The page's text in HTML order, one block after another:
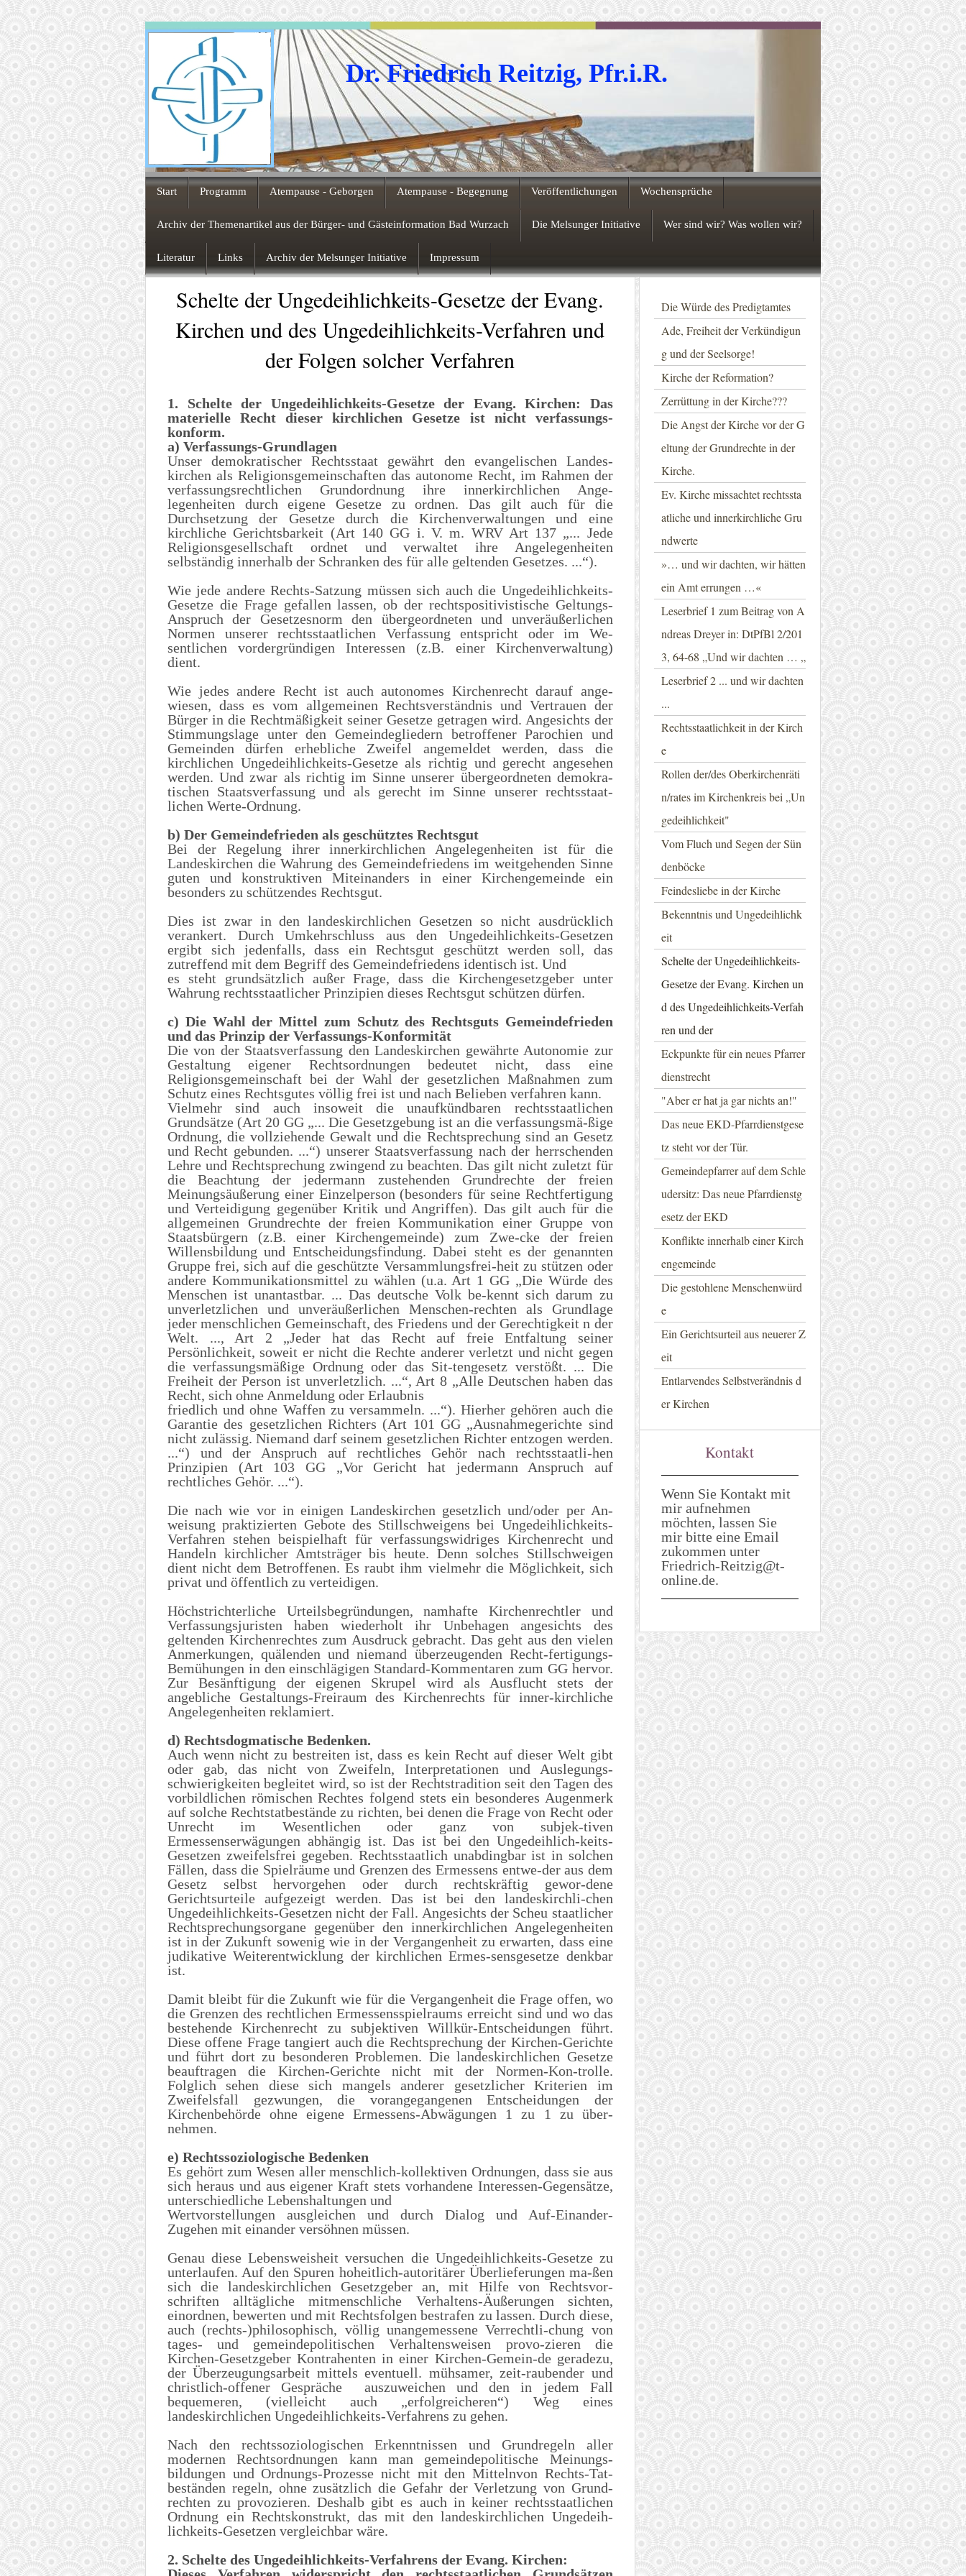
Dr. Friedrich Reitzig, Pfr.i.R.
Start Programm Atempause - Geborgen Atempause - Begegnung Veröffentlichungen Wochensprüche
Archiv der Themenartikel aus der Bürger- und Gästeinformation Bad Wurzach Die Melsunger Initiative Wer sind wir? Was wollen wir?
Literatur Links Archiv der Melsunger Initiative Impressum
Schelte der Ungedeihlichkeits-Gesetze der Evang.
Kirchen und des Ungedeihlichkeits-Verfahren und
der Folgen solcher Verfahren
1. Schelte der Ungedeihlichkeits-Gesetze der Evang. Kirchen: Das
materielle Recht dieser kirchlichen Gesetze ist nicht verfassungs-
konform.
a) Verfassungs-Grundlagen
Unser demokratischer Rechtsstaat gewährt den evangelischen Landes-
kirchen als Religionsgemeinschaften das autonome Recht, im Rahmen der
verfassungsrechtlichen Grundordnung ihre innerkirchlichen Ange-
legenheiten durch eigene Gesetze zu ordnen. Das gilt auch für die
Durchsetzung der Gesetze durch die Kirchenverwaltungen und eine
kirchliche Gerichtsbarkeit (Art 140 GG i. V. m. WRV Art 137 „... Jede
Religionsgesellschaft ordnet und verwaltet ihre Angelegenheiten
selbständig innerhalb der Schranken des für alle geltenden Gesetzes. ...“).
Wie jede andere Rechts-Satzung müssen sich auch die Ungedeihlichkeits-
Gesetze die Frage gefallen lassen, ob der rechtspositivistische Geltungs-
Anspruch der Gesetzesnorm den übergeordneten und unveräußerlichen
Normen unserer rechtsstaatlichen Verfassung entspricht oder im We-
sentlichen vordergründigen Interessen (z.B. einer Kirchenverwaltung)
dient.
Wie jedes andere Recht ist auch autonomes Kirchenrecht darauf ange-
wiesen, dass es vom allgemeinen Rechtsverständnis und Vertrauen der
Bürger in die Rechtmäßigkeit seiner Gesetze getragen wird. Angesichts der
Stimmungslage unter den Gemeindegliedern betroffener Parochien und
Gemeinden dürfen erhebliche Zweifel angemeldet werden, dass die
kirchlichen Ungedeihlichkeits-Gesetze als richtig und gerecht angesehen
werden. Und zwar als richtig im Sinne unserer übergeordneten demokra-
tischen Staatsverfassung und als gerecht im Sinne unserer rechtsstaat-
lichen Werte-Ordnung.
b) Der Gemeindefrieden als geschütztes Rechtsgut
Bei der Regelung ihrer innerkirchlichen Angelegenheiten ist für die
Landeskirchen die Wahrung des Gemeindefriedens im weitgehenden Sinne
guten und konstruktiven Miteinanders in einer Kirchengemeinde ein
besonders zu schützendes Rechtsgut.
Dies ist zwar in den landeskirchlichen Gesetzen so nicht ausdrücklich
verankert. Durch Umkehrschluss aus den Ungedeihlichkeits-Gesetzen
ergibt sich jedenfalls, dass ein Rechtsgut geschützt werden soll, das
zutreffend mit dem Begriff des Gemeindefriedens identisch ist. Und
es steht grundsätzlich außer Frage, dass die Kirchengesetzgeber unter
Wahrung rechtsstaatlicher Prinzipien dieses Rechtsgut schützen dürfen.
c) Die Wahl der Mittel zum Schutz des Rechtsguts Gemeindefrieden
und das Prinzip der Verfassungs-Konformität
Die von der Staatsverfassung den Landeskirchen gewährte Autonomie zur
Gestaltung eigener Rechtsordnungen bedeutet nicht, dass eine
Religionsgemeinschaft bei der Wahl der gesetzlichen Maßnahmen zum
Schutz eines Rechtsgutes völlig frei ist und nach Belieben verfahren kann.
Vielmehr sind auch insoweit die unaufkündbaren rechtsstaatlichen
Grundsätze (Art 20 GG „... Die Gesetzgebung ist an die verfassungsmä-ßige
Ordnung, die vollziehende Gewalt und die Rechtsprechung sind an Gesetz
und Recht gebunden. ...“) unserer Staatsverfassung nach der herrschenden
Lehre und Rechtsprechung zwingend zu beachten. Das gilt nicht zuletzt für
die Beachtung der jedermann zustehenden Grundrechte der freien
Meinungsäußerung einer Einzelperson (besonders für seine Rechtfertigung
und Verteidigung gegenüber Kritik und Angriffen). Das gilt auch für die
allgemeinen Grundrechte der freien Kommunikation einer Gruppe von
Staatsbürgern (z.B. einer Kirchengemeinde) zum Zwe-cke der freien
Willensbildung und Entscheidungsfindung. Dabei steht es der genannten
Gruppe frei, sich auf die geschützte Versammlungsfrei-heit zu stützen oder
andere Kommunikationsmittel zu wählen (u.a. Art 1 GG „Die Würde des
Menschen ist unantastbar. ... Das deutsche Volk be-kennt sich darum zu
unverletzlichen und unveräußerlichen Menschen-rechten als Grundlage
jeder menschlichen Gemeinschaft, des Friedens und der Gerechtigkeit n der
Welt. ..., Art 2 „Jeder hat das Recht auf freie Entfaltung seiner
Persönlichkeit, soweit er nicht die Rechte anderer verletzt und nicht gegen
die verfassungsmäßige Ordnung oder das Sit-tengesetz verstößt. ... Die
Freiheit der Person ist unverletzlich. ...“, Art 8 „Alle Deutschen haben das
Recht, sich ohne Anmeldung oder Erlaubnis
friedlich und ohne Waffen zu versammeln. ...“). Hierher gehören auch die
Garantie des gesetzlichen Richters (Art 101 GG „Ausnahmegerichte sind
nicht zulässig. Niemand darf seinem gesetzlichen Richter entzogen werden.
...“) und der Anspruch auf rechtliches Gehör nach rechtsstaatli-hen
Prinzipien (Art 103 GG „Vor Gericht hat jedermann Anspruch auf
rechtliches Gehör. ...“).
Die nach wie vor in einigen Landeskirchen gesetzlich und/oder per An-
weisung praktizierten Gebote des Stillschweigens bei Ungedeihlichkeits-
Verfahren stehen beispielhaft für verfassungswidriges Kirchenrecht und
Handeln kirchlicher Amtsträger bis heute. Denn solches Stillschweigen
dient nicht dem Betroffenen. Es raubt ihm vielmehr die Möglichkeit, sich
privat und öffentlich zu verteidigen.
Höchstrichterliche Urteilsbegründungen, namhafte Kirchenrechtler und
Verfassungsjuristen haben wiederholt ihr Unbehagen angesichts des
geltenden Kirchenrechtes zum Ausdruck gebracht. Das geht aus den vielen
Anmerkungen, quälenden und niemand überzeugenden Recht-fertigungs-
Bemühungen in den einschlägigen Standard-Kommentaren zum GG hervor.
Zur Besänftigung der eigenen Skrupel wird als Ausflucht stets der
angebliche Gestaltungs-Freiraum des Kirchenrechts für inner-kirchliche
Angelegenheiten reklamiert.
d) Rechtsdogmatische Bedenken.
Auch wenn nicht zu bestreiten ist, dass es kein Recht auf dieser Welt gibt
oder gab, das nicht von Zweifeln, Interpretationen und Auslegungs-
schwierigkeiten begleitet wird, so ist der Rechtstradition seit den Tagen des
vorbildlichen römischen Rechtes folgend stets ein besonderes Augenmerk
auf solche Rechtstatbestände zu richten, bei denen die Frage von Recht oder
Unrecht im Wesentlichen oder ganz von subjek-tiven
Ermessenserwägungen abhängig ist. Das ist bei den Ungedeihlich-keits-
Gesetzen zweifelsfrei gegeben. Rechtsstaatlich unabdingbar ist in solchen
Fällen, dass die Spielräume und Grenzen des Ermessens entwe-der aus dem
Gesetz selbst hervorgehen oder durch rechtskräftig gewor-dene
Gerichtsurteile aufgezeigt werden. Das ist bei den landeskirchli-chen
Ungedeihlichkeits-Gesetzen nicht der Fall. Angesichts der Scheu staatlicher
Rechtsprechungsorgane gegenüber den innerkirchlichen Angelegenheiten
ist in der Zukunft sowenig wie in der Vergangenheit zu erwarten, dass eine
judikative Weiterentwicklung der kirchlichen Ermes-sensgesetze denkbar
ist.
Damit bleibt für die Zukunft wie für die Vergangenheit die Frage offen, wo
die Grenzen des rechtlichen Ermessensspielraums erreicht sind und wo das
bestehende Kirchenrecht zu subjektiven Willkür-Entscheidungen führt.
Diese offene Frage tangiert auch die Rechtsprechung der Kirchen-Gerichte
und führt dort zu besonderen Problemen. Die landeskirchlichen Gesetze
beauftragen die Kirchen-Gerichte nicht mit der Normen-Kon-trolle.
Folglich sehen diese sich mangels anderer gesetzlicher Kriterien im
Zweifelsfall gezwungen, die vorangegangenen Entscheidungen der
Kirchenbehörde ohne eigene Ermessens-Abwägungen 1 zu 1 zu über-
nehmen.
e) Rechtssoziologische Bedenken
Es gehört zum Wesen aller menschlich-kollektiven Ordnungen, dass sie aus
sich heraus und aus eigener Kraft stets vorhandene Interessen-Gegensätze,
unterschiedliche Lebenshaltungen und
Wertvorstellungen ausgleichen und durch Dialog und Auf-Einander-
Zugehen mit einander versöhnen müssen.
Genau diese Lebensweisheit versuchen die Ungedeihlichkeits-Gesetze zu
unterlaufen. Auf den Spuren hoheitlich-autoritärer Überlieferungen ma-ßen
sich die landeskirchlichen Gesetzgeber an, mit Hilfe von Rechtsvor-
schriften alltägliche mitmenschliche Verhaltens-Äußerungen sichten,
einordnen, bewerten und mit Rechtsfolgen bestrafen zu lassen. Durch diese,
auch (rechts-)philosophisch, völlig unangemessene Verrechtli-chung von
tages- und gemeindepolitischen Verhaltensweisen provo-zieren die
Kirchen-Gesetzgeber Kontrahenten in einer Kirchen-Gemein-de geradezu,
der Überzeugungsarbeit mittels eventuell. mühsamer, zeit-raubender und
christlich-offener Gespräche auszuweichen und den in jedem Fall
bequemeren, (vielleicht auch „erfolgreicheren“) Weg eines
landeskirchlichen Ungedeihlichkeits-Verfahrens zu gehen.
Nach den rechtssoziologischen Erkenntnissen und Grundregeln aller
modernen Rechtsordnungen kann man gemeindepolitische Meinungs-
bildungen und Ordnungs-Prozesse nicht mit den Mittelnvon Rechts-Tat-
beständen regeln, ohne zusätzlich die Gefahr der Verletzung von Grund-
rechten zu provozieren. Deshalb gibt es auch in keiner rechtsstaatlichen
Ordnung ein Rechtskonstrukt, das mit den landeskirchlichen Ungedeih-
lichkeits-Gesetzen vergleichbar wäre.
2. Schelte des Ungedeihlichkeits-Verfahrens der Evang. Kirchen:
Die Würde des Predigtamtes
Ade, Freiheit der Verkündigun
g und der Seelsorge!
Kirche der Reformation?
Zerrüttung in der Kirche???
Die Angst der Kirche vor der G
eltung der Grundrechte in der
Kirche.
Ev. Kirche missachtet rechtssta
atliche und innerkirchliche Gru
ndwerte
»… und wir dachten, wir hätten
ein Amt errungen …«
Leserbrief 1 zum Beitrag von A
ndreas Dreyer in: DtPfBl 2/201
3, 64-68 „Und wir dachten … „
Leserbrief 2 ... und wir dachten
...
Rechtsstaatlichkeit in der Kirch
e
Rollen der/des Oberkirchenräti
n/rates im Kirchenkreis bei „Un
gedeihlichkeit"
Vom Fluch und Segen der Sün
denböcke
Feindesliebe in der Kirche
Bekenntnis und Ungedeihlichk
eit
Schelte der Ungedeihlichkeits-
Gesetze der Evang. Kirchen un
d des Ungedeihlichkeits-Verfah
ren und der
Eckpunkte für ein neues Pfarrer
dienstrecht
"Aber er hat ja gar nichts an!"
Das neue EKD-Pfarrdienstgese
tz steht vor der Tür.
Gemeindepfarrer auf dem Schle
udersitz: Das neue Pfarrdienstg
esetz der EKD
Konflikte innerhalb einer Kirch
engemeinde
Die gestohlene Menschenwürd
e
Ein Gerichtsurteil aus neuerer Z
eit
Entlarvendes Selbstverändnis d
er Kirchen
Kontakt
Wenn Sie Kontakt mit
mir aufnehmen
möchten, lassen Sie
mir bitte eine Email
zukommen unter
Friedrich-Reitzig@t-
online.de.